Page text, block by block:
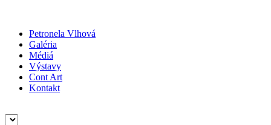
Petronela Vlhová
Galéria
Médiá
Výstavy
Cont Art
Kontakt